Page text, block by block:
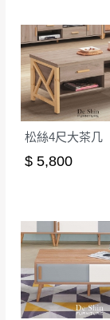
山區內等，
法順利配送
狀況保有出
保護物流人
需以吊車或
支付。
因大型傢俱
商品，無法
如遇自然災
事，而危及
或停止運
百貨公司配
至百貨公司
若發
辦理退
台北市
收送貨
本公司
期，商
環境不
會進
到貨7
若非
形，
如欲放
松絲4尺大茶几
$ 5,800